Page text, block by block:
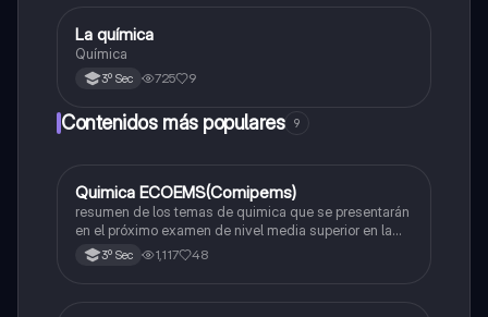
Química
La química
Química
3º Sec 725 9
Contenidos más populares 9
Química
Quimica ECOEMS(Comipems)
resumen de los temas de quimica que se presentarán
en el próximo examen de nivel media superior en la
zona metropolitana de el valle de México
3º Sec 1,117 48